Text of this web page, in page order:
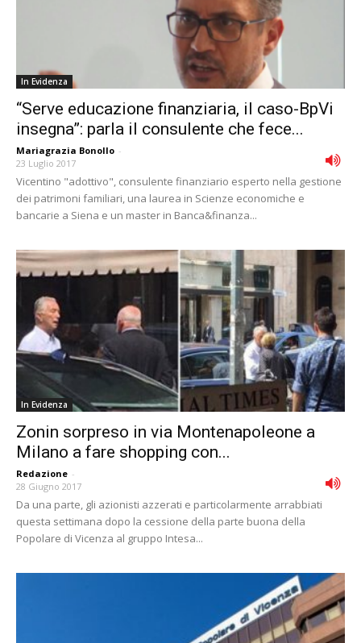
In Evidenza
“Serve educazione finanziaria, il caso-BpVi
insegna”: parla il consulente che fece...
Mariagrazia Bonollo -
23 Luglio 2017
Vicentino "adottivo", consulente finanziario esperto nella gestione
dei patrimoni familiari, una laurea in Scienze economiche e
bancarie a Siena e un master in Banca&finanza...
In Evidenza
Zonin sorpreso in via Montenapoleone a
Milano a fare shopping con...
Redazione -
28 Giugno 2017
Da una parte, gli azionisti azzerati e particolarmente arrabbiati
questa settimana dopo la cessione della parte buona della
Popolare di Vicenza al gruppo Intesa...